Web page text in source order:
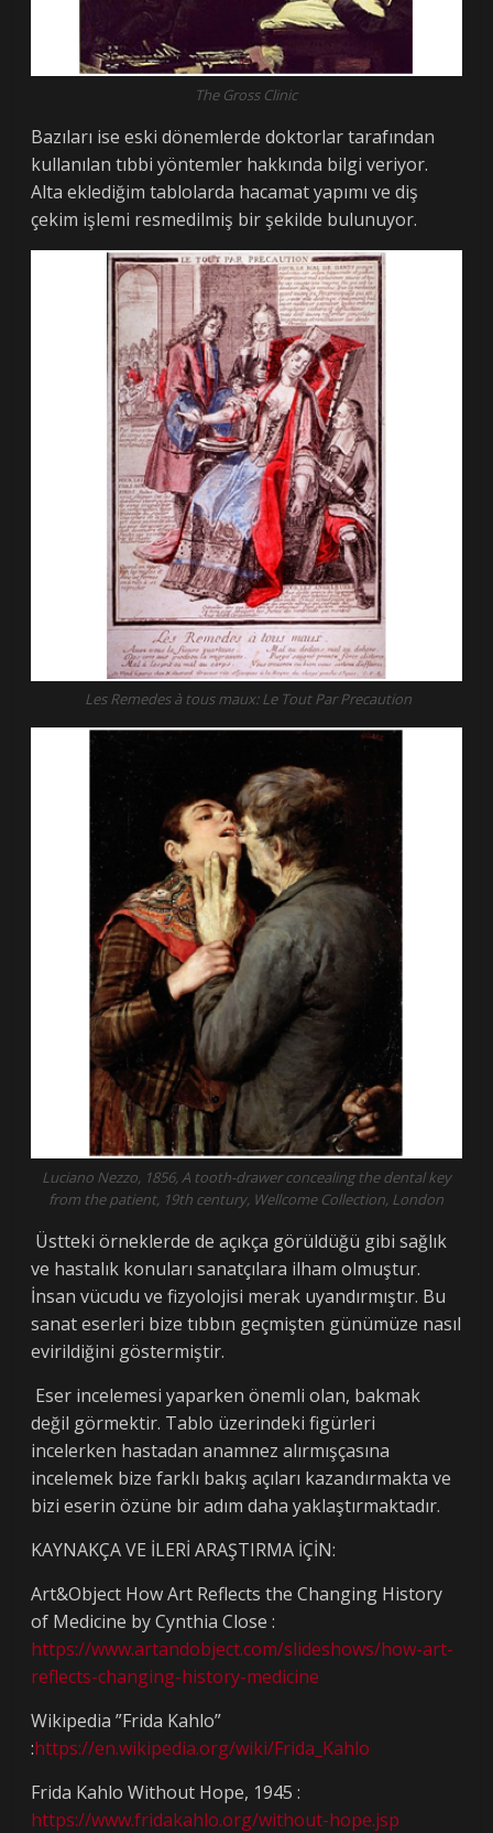
The Gross Clinic
Bazıları ise eski dönemlerde doktorlar tarafından
kullanılan tıbbi yöntemler hakkında bilgi veriyor.
Alta eklediğim tablolarda hacamat yapımı ve diş
çekim işlemi resmedilmiş bir şekilde bulunuyor.
Les Remedes à tous maux: Le Tout Par Precaution
Luciano Nezzo, 1856, A tooth-drawer concealing the dental key
from the patient, 19th century, Wellcome Collection, London
Üstteki örneklerde de açıkça görüldüğü gibi sağlık
ve hastalık konuları sanatçılara ilham olmuştur.
İnsan vücudu ve fizyolojisi merak uyandırmıştır. Bu
sanat eserleri bize tıbbın geçmişten günümüze nasıl
evirildiğini göstermiştir.
Eser incelemesi yaparken önemli olan, bakmak
değil görmektir. Tablo üzerindeki figürleri
incelerken hastadan anamnez alırmışçasına
incelemek bize farklı bakış açıları kazandırmakta ve
bizi eserin özüne bir adım daha yaklaştırmaktadır.
KAYNAKÇA VE İLERİ ARAŞTIRMA İÇİN:
Art&Object How Art Reflects the Changing History
of Medicine by Cynthia Close :
https://www.artandobject.com/slideshows/how-art-
reflects-changing-history-medicine
Wikipedia ”Frida Kahlo”
:https://en.wikipedia.org/wiki/Frida_Kahlo
Frida Kahlo Without Hope, 1945 :
https://www.fridakahlo.org/without-hope.jsp